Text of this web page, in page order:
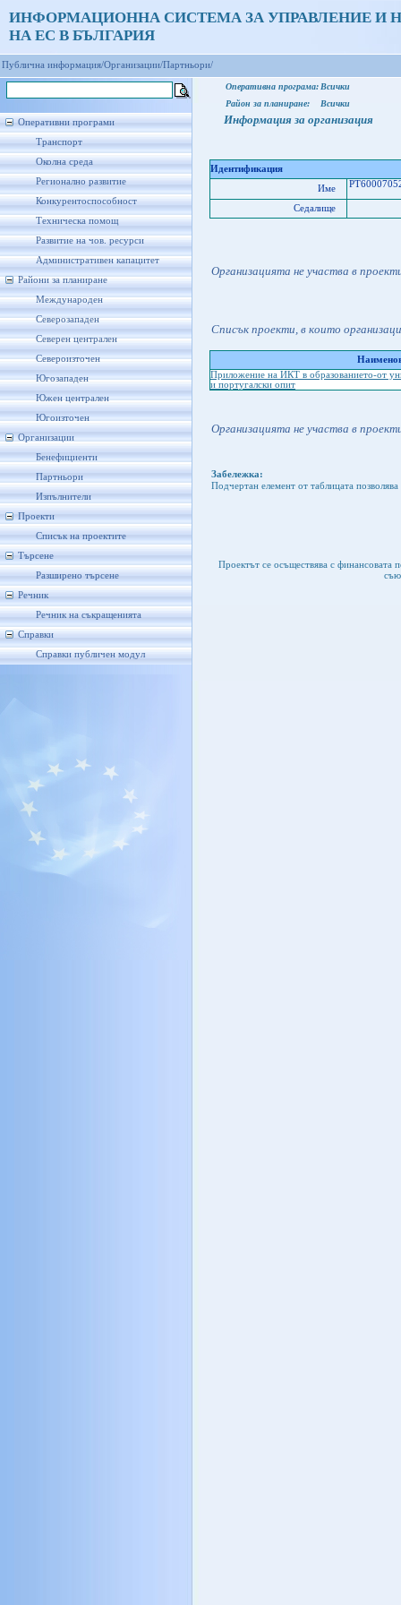
ИНФОРМАЦИОННА СИСТЕМА ЗА УПРАВЛЕНИЕ И
НА ЕС В БЪЛГАРИЯ
Публична информация/Организации/Партньори/
Оперативни програми
Транспорт
Околна среда
Регионално развитие
Конкурентоспособност
Техническа помощ
Развитие на чов. ресурси
Административен капацитет
Райони за планиране
Международен
Северозападен
Северен централен
Североизточен
Югозападен
Южен централен
Югоизточен
Организации
Бенефициенти
Партньори
Изпълнители
Проекти
Списък на проектите
Търсене
Разширено търсене
Речник
Речник на съкращенията
Справки
Справки публичен модул
Оперативна програма: Всички
Район за планиране:
Всички
Информация за организация
Идентификация
Име
Седалище
Организацията не участва в
Списък проекти, в които
Приложение на ИКТ в образованието-от
и португалски опит
Организацията не участва в
Забележка:
Подчертан елемент от таблицата
Проектът се осъществява с финансовата